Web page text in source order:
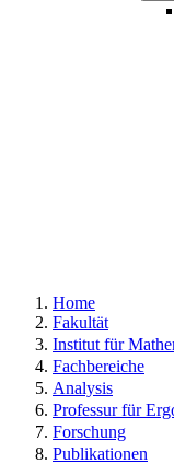
Home
Fakultät
Institut für
Fachbereiche
Analysis
Professur für
Forschung
Publikationen